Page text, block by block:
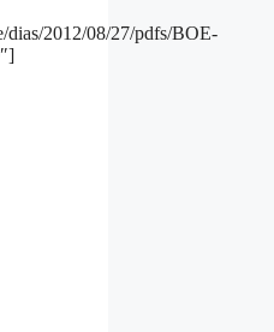
dias/2012/08/27/pdfs/BOE-